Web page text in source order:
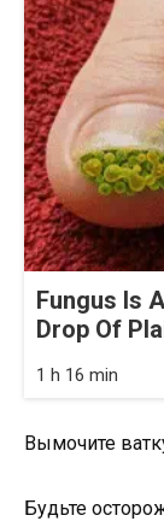
Fungus Is
Drop Of
1 h 16 min
Вымочите
Будьте